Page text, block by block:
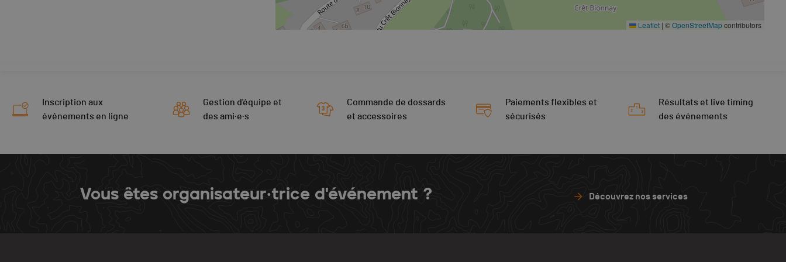
Leaflet | ©OpenStreetMapcontributors
Inscription aux
événements en ligne
Gestion d'équipe et
des ami·e·s
Commande de dossards
et accessoires
Paiements flexibles et
sécurisés
Résultats et live timing
des événements
Vous êtes organisateur·trice d'événement ? Découvrez nos services